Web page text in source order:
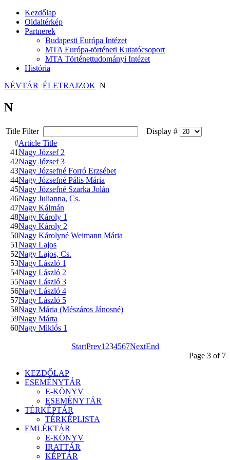
Kezdőlap
Oldaltérkép
Partnerek
Budapesti Európa Intézet
MTA Európa-történeti Kutatócsoport
MTA Történettudományi Intézet
História
NÉVTÁR ÉLETRAJZOK N
N
Title Filter
Display #
#Article Title
41Nagy József 2
42Nagy József 3
43Nagy Józsefné Forró Erzsébet
44Nagy Józsefné Pális Mária
45Nagy Józsefné Szarka Jolán
46Nagy Julianna, Cs.
47Nagy Kálmán
48Nagy Károly 1
49Nagy Károly 2
50Nagy Károlyné Weimann Mária
51Nagy Lajos
52Nagy Lajos, Cs.
53Nagy László 1
54Nagy László 2
55Nagy László 3
56Nagy László 4
57Nagy László 5
58Nagy Mária (Mészáros Jánosné)
59Nagy Márta
60Nagy Miklós 1
StartPrev1 234567NextEnd
Page 3 of 7
KEZDŐLAP
ESEMÉNYTÁR
E-KÖNYV
ESEMÉNYTÁR
TÉRKÉPTÁR
TÉRKÉPLISTA
EMLÉKTÁR
E-KÖNYV
IRATTÁR
KÉPTÁR